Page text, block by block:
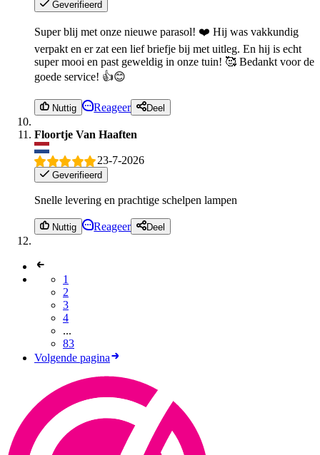
Geverifieerd
Super blij met onze nieuwe parasol! ❤️ Hij was vakkundig
verpakt en er zat een lief briefje bij met uitleg. En hij is echt
super mooi en past geweldig in onze tuin! 🥰 Bedankt voor de
goede service! 👍😊
Nuttig Reageer Deel
Floortje Van Haaften
23-7-2026
Geverifieerd
Snelle levering en prachtige schelpen lampen
Nuttig Reageer Deel
1
2
3
4
...
83
Volgende pagina